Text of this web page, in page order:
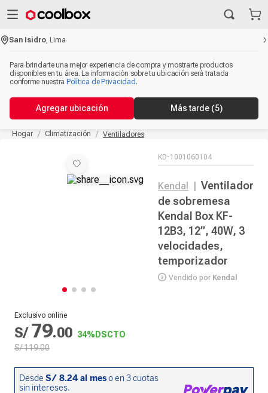
San Isidro ,Lima
Para brindarte una mejor experiencia de compra y mostrarte productos
disponibles en tu área. La información sobre tu ubicación será tratada
conforme nuestra Política de Privacidad .
Agregar ubicación Más tarde (5)
Hogar Climatización Ventiladores
KD-1001060104
Kendal
Ventilador
de sobremesa
Kendal Box KF-
12B3, 12”, 40W, 3
velocidades,
temporizador
Vendido por Kendal
Exclusivo online
S/ 79.00 34% DSCTO
S/119.00